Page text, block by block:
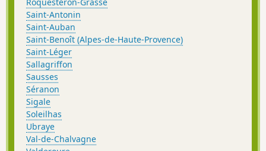
Roquestéron-Grasse
Saint-Antonin
Saint-Auban
Saint-Benoît (Alpes-de-Haute-Provence)
Saint-Léger
Sallagriffon
Sausses
Séranon
Sigale
Soleilhas
Ubraye
Val-de-Chalvagne